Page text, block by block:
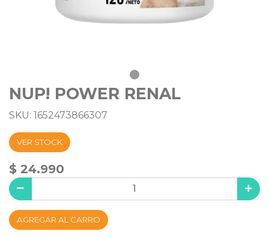
NUP! POWER RENAL
SKU: 1652473866307
VER STOCK
$ 24.990
AGREGAR AL CARRO